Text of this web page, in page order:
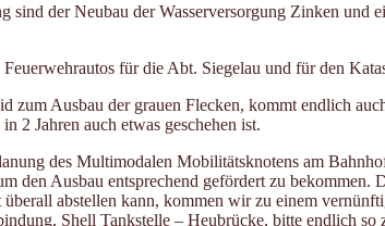
sind der Neubau der Wasserversorgung Zinken
für die Abt. Siegelau und für den
zum Ausbau der grauen Flecken, kommt endlich
2 Jahren auch etwas geschehen ist.
des Multimodalen Mobilitätsknotens am
den Ausbau entsprechend gefördert zu
überall abstellen kann, kommen wir zu einem
Shell Tankstelle – Heubrücke, bitte endlich